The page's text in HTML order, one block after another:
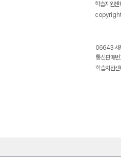
학습지원
06643 서
통신판매
학습지원